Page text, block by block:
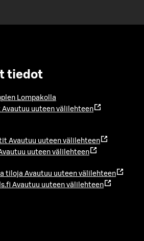
tiedot
Lompakolla
Avautuu uuteen välilehteen
Avautuu uuteen välilehteen
uuteen välilehteen
tiloja Avautuu uuteen välilehteen
Avautuu uuteen välilehteen